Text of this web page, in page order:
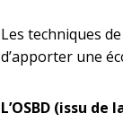
Les techniques
d’apporter une
L’OSBD (issu